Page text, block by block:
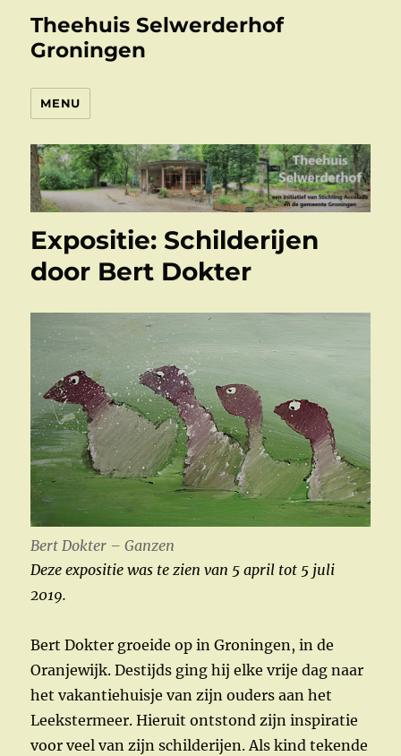
Theehuis Selwerderhof
Groningen
MENU
Expositie: Schilderijen
door Bert Dokter
Bert Dokter – Ganzen
Deze expositie was te zien van 5 april tot 5 juli
2019.
Bert Dokter groeide op in Groningen, in de
Oranjewijk. Destijds ging hij elke vrije dag naar
het vakantiehuisje van zijn ouders aan het
Leekstermeer. Hieruit ontstond zijn inspiratie
voor veel van zijn schilderijen. Als kind tekende